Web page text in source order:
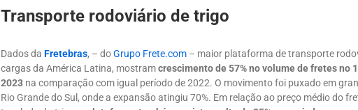
Transporte rodoviário de trigo
Dados da Fretebras, – doGrupo Frete.com – maior plataforma de transporte
cargas da América Latina, mostramcrescimento de 57% no volume de fretes no
2023 na comparação com igual período de 2022. O movimento foi puxado em
Rio Grande do Sul, onde a expansão atingiu 70%. Em relação ao preço médio do